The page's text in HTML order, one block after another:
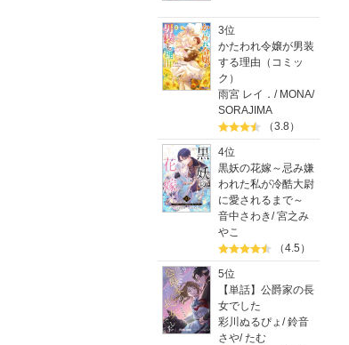
3位
かたわれ令嬢が男装
する理由（コミッ
ク）
雨宮 レイ． / MONA/
SORAJIMA
（3.8）
4位
黒妖の花嫁～忌み嫌
われた私が冷酷大尉
に愛されるまで～
音中さわき/宮之み
やこ
（4.5）
5位
【単話】公爵家の長
女でした
彩川ぬるぴょ /鈴音
さや/たむ